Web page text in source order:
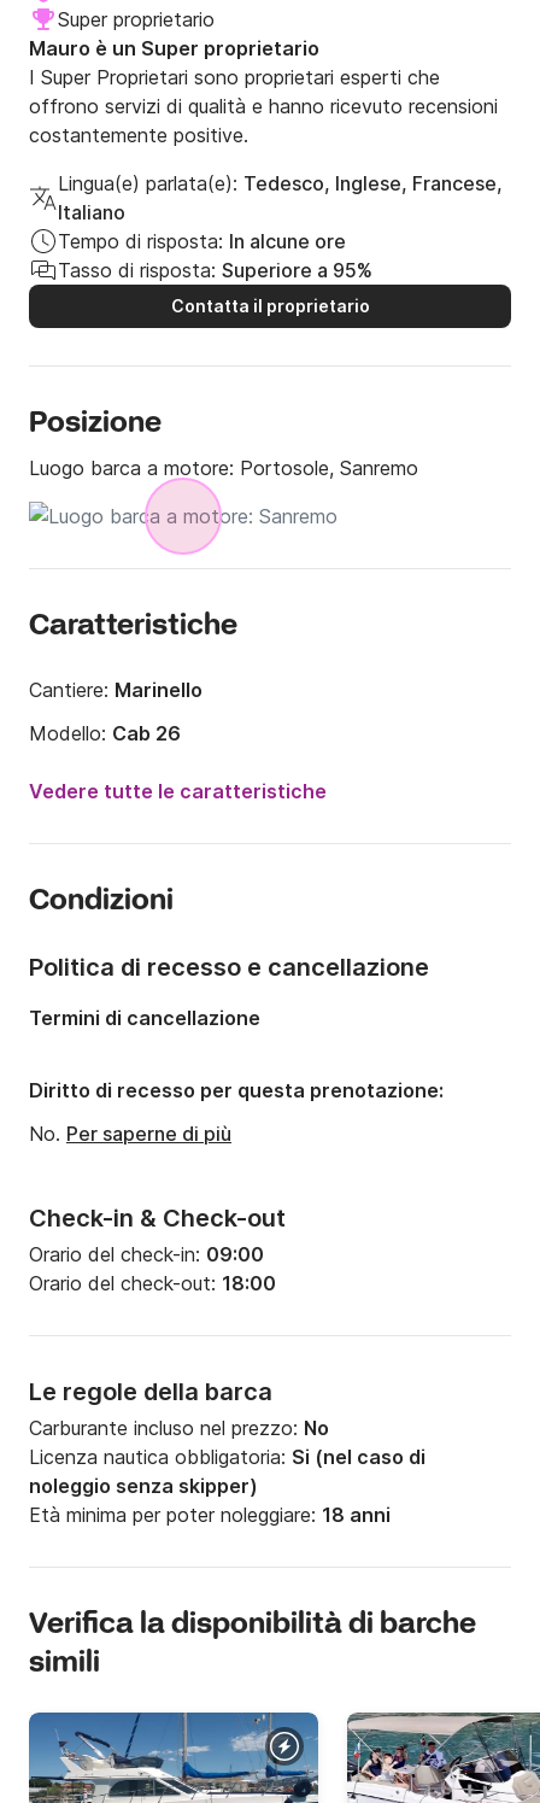
Super proprietario
Mauro è un Super proprietario
I Super Proprietari sono proprietari esperti che
offrono servizi di qualità e hanno ricevuto recensioni
costantemente positive.
Lingua(e) parlata(e): Tedesco, Inglese, Francese,
Italiano
Tempo di risposta: In alcune ore
Tasso di risposta: Superiore a 95%
Contatta il proprietario
Posizione
Luogo barca a motore: Portosole, Sanremo
Caratteristiche
Cantiere: Marinello
Modello: Cab 26
250CV
Portata massima persone:
Vedere tutte le caratteristiche
Condizioni
Check-in & Check-out
Orario del check-in: 09:00
Orario del check-out: 18:00
Le regole della barca
Carburante incluso nel prezzo: No
Licenza nautica obbligatoria: Si (nel caso di
noleggio senza skipper)
Età minima per poter noleggiare: 18 anni
Politica di recesso e cancellazione
Termini di cancellazione
Diritto di recesso per questa prenotazione:
No. Per saperne di più
Verifica la disponibilità di barche
simili